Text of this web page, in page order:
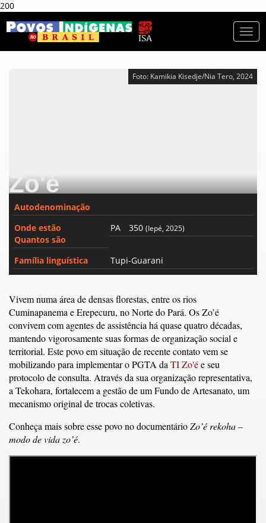
200
Foto: Kamikia Kisedje/Nia Tero, 2024
Zo'é
Autodenominação
Onde estão
Quantos são
PA 350(Iepé, 2025)
Família linguística Tupi-Guarani
Vivem numa área de densas florestas, entre os rios
Cuminapanema e Erepecuru, no Norte do Pará. Os Zo’é
convivem com agentes de assistência há quase quatro décadas,
mantendo vigorosamente suas formas de organização social e
territorial. Este povo em situação de recente contato vem se
mobilizando para implementar o PGTA daTI Zo'ée seu
protocolo de consulta. Através da sua organização representativa,
a Tekohara, fortalecem a gestão de um Fundo de Artesanato, um
mecanismo original de trocas coletivas.
Conheça mais sobre esse povo no documentárioZo’é rekoha –
modo de vida zo’é.